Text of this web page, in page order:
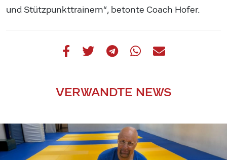
und Stützpunkttrainern“, betonte Coach Hofer.
VERWANDTE NEWS